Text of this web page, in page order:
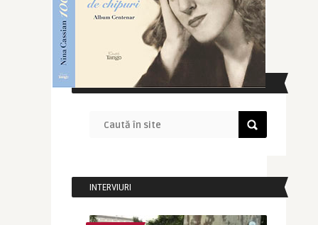
CAUTĂ ÎN SITE
INTERVIURI